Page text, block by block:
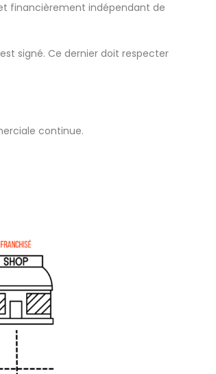
financièrement indépendant de
signé. Ce dernier doit respecter
continue.